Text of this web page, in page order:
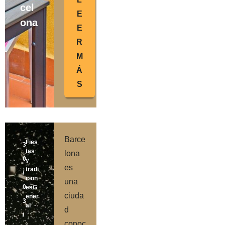
cel
ona
E
E
R
M
Á
S
3
0
/
0
3
/
Fies
tas
y
tradi
cion
esG
ener
al
Barce
lona
es
una
ciuda
d